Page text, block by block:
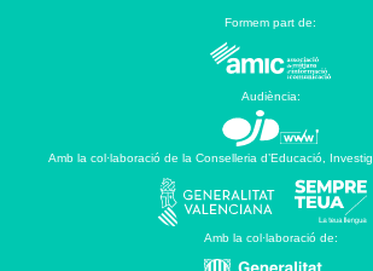
Formem part de:
Audiència:
Amb la col·laboració de la Conselleria d’Educació,
Amb la col·laboració de: